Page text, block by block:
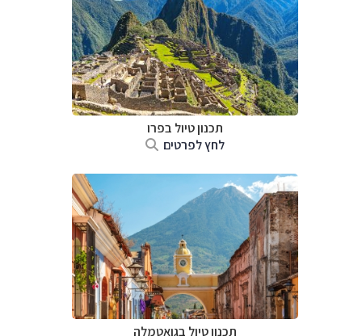
תכנון טיול בפרו
לחץ לפרטים
תכנון טיול בגואטמלה